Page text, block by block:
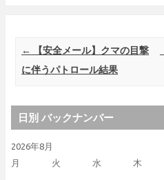
Post navigation
←
【安全メール】クマの目撃
に伴うパトロール結果
日別 バックナンバー
2026年8月
月
火 水 木